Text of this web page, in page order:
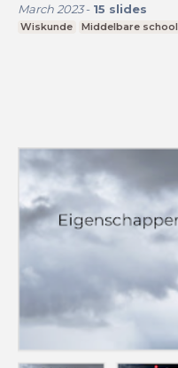
March 2023- 15 slides
Wiskunde Middelbare school